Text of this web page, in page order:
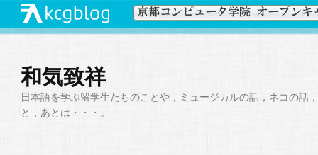
和気致祥
日本語を学ぶ留学生たちのことや，ミュージカルの話，ネコの話
と，あとは・・・。